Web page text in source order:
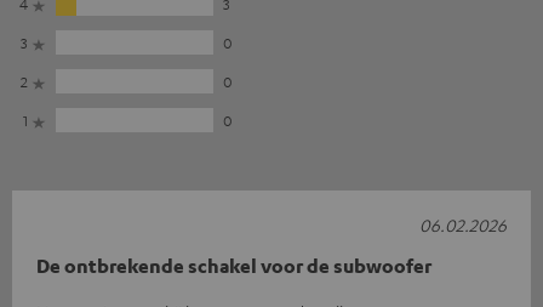
3
0
2
0
1
0
De ontbrekende schakel voor de subwoofer
06.02.2026